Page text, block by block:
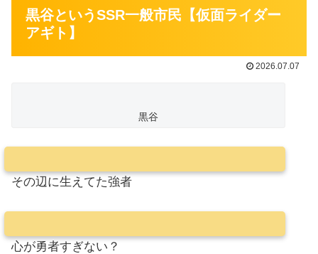
黒谷というSSR一般市民【仮面ライダー
アギト】
2026.07.07
黒谷
その辺に生えてた強者
心が勇者すぎない？